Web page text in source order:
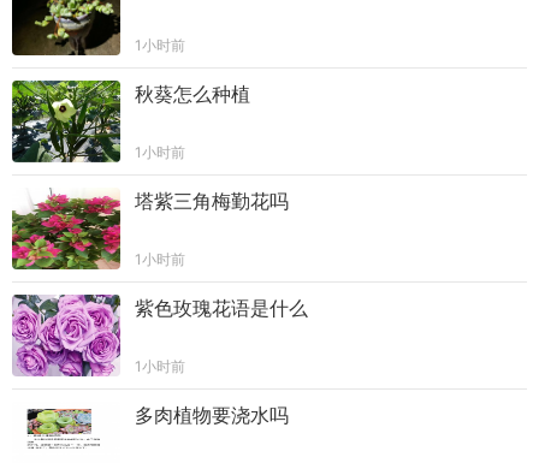
1小时前
秋葵怎么种植
1小时前
塔紫三角梅勤花吗
1小时前
紫色玫瑰花语是什么
1小时前
多肉植物要浇水吗